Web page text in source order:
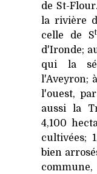
de St-
la rivière
celle de S
d'Ironde;
qui la
l'Aveyron;
l'ouest,
aussi la
4,100
cultivées;
bien